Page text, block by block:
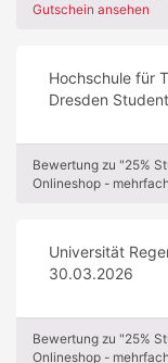
Gutschein ansehen
Hochschule für
Dresden
Bewertung zu "25%
Onlineshop -
Universität
30.03.2026
Bewertung zu "25%
Onlineshop -